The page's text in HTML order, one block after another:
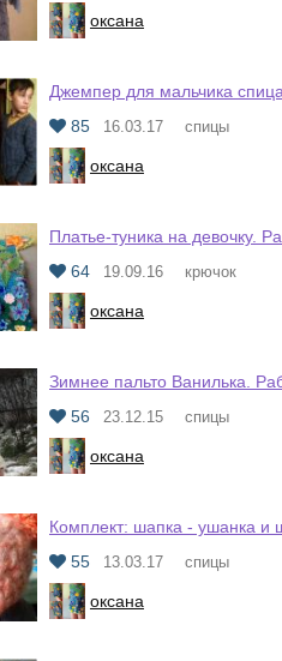
оксана
Джемпер для мальчика
85
16.03.17 спицы
оксана
Платье-туника на девочку.
64
19.09.16 крючок
оксана
Зимнее пальто Ванилька.
56
23.12.15 спицы
оксана
Комплект: шапка - ушанка и
55
13.03.17 спицы
оксана